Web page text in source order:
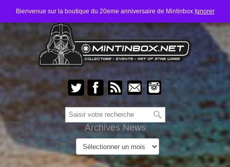
Bienvenue sur la boutique du 20eme anniversaire de Mintinbox Ignorer
Archives News